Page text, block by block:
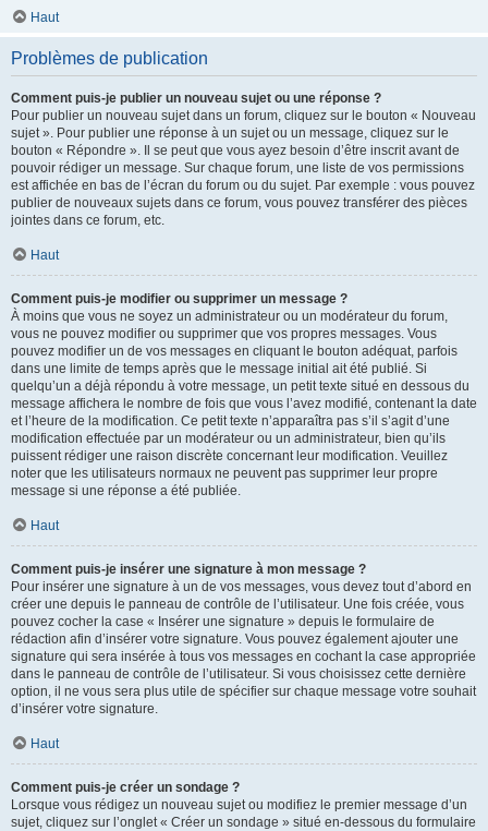
Haut
Problèmes de publication
Comment puis-je publier un nouveau sujet ou une réponse ?
Pour publier un nouveau sujet dans un forum, cliquez sur le bouton « Nouveau
sujet ». Pour publier une réponse à un sujet ou un message, cliquez sur le
bouton « Répondre ». Il se peut que vous ayez besoin d’être inscrit avant de
pouvoir rédiger un message. Sur chaque forum, une liste de vos permissions
est affichée en bas de l’écran du forum ou du sujet. Par exemple : vous pouvez
publier de nouveaux sujets dans ce forum, vous pouvez transférer des pièces
jointes dans ce forum, etc.
Haut
Comment puis-je modifier ou supprimer un message ?
À moins que vous ne soyez un administrateur ou un modérateur du forum,
vous ne pouvez modifier ou supprimer que vos propres messages. Vous
pouvez modifier un de vos messages en cliquant le bouton adéquat, parfois
dans une limite de temps après que le message initial ait été publié. Si
quelqu’un a déjà répondu à votre message, un petit texte situé en dessous du
message affichera le nombre de fois que vous l’avez modifié, contenant la date
et l’heure de la modification. Ce petit texte n’apparaîtra pas s’il s’agit d’une
modification effectuée par un modérateur ou un administrateur, bien qu’ils
puissent rédiger une raison discrète concernant leur modification. Veuillez
noter que les utilisateurs normaux ne peuvent pas supprimer leur propre
message si une réponse a été publiée.
Haut
Comment puis-je insérer une signature à mon message ?
Pour insérer une signature à un de vos messages, vous devez tout d’abord en
créer une depuis le panneau de contrôle de l’utilisateur. Une fois créée, vous
pouvez cocher la case « Insérer une signature » depuis le formulaire de
rédaction afin d’insérer votre signature. Vous pouvez également ajouter une
signature qui sera insérée à tous vos messages en cochant la case appropriée
dans le panneau de contrôle de l’utilisateur. Si vous choisissez cette dernière
option, il ne vous sera plus utile de spécifier sur chaque message votre souhait
d’insérer votre signature.
Haut
Comment puis-je créer un sondage ?
Lorsque vous rédigez un nouveau sujet ou modifiez le premier message d’un
sujet, cliquez sur l’onglet « Créer un sondage » situé en-dessous du formulaire